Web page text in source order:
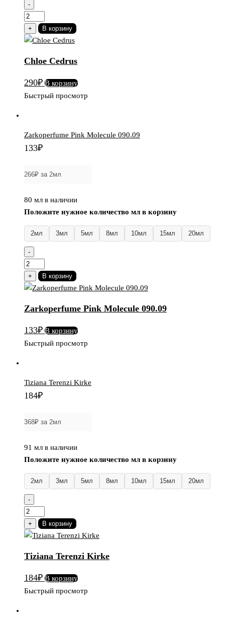
-
Количество
товара
Chloe
+ В корзину
Chloe Cedrus
290₽ В корзину
Быстрый просмотр
Zarkoperfume Pink Molecule 090.09
133₽
80 мл в наличии
Положите нужное количество мл в корзину
2мл 3мл 5мл 8мл 10мл 15мл 20мл
-
Количество
товара
Zarkoperfume
Molecule
+ В корзину
Zarkoperfume Pink Molecule 090.09
133₽ В корзину
Быстрый просмотр
Tiziana Terenzi Kirke
184₽
91 мл в наличии
Положите нужное количество мл в корзину
2мл 3мл 5мл 8мл 10мл 15мл 20мл
-
Количество
товара
Tiziana
Kirke
+ В корзину
Tiziana Terenzi Kirke
184₽ В корзину
Быстрый просмотр